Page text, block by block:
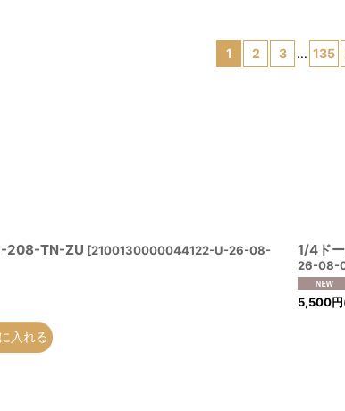
1 2 3 ... 135
208-TN-ZU [2100130000044122-U-26-08-
入れる
1/4ド
26-08-
5,500円